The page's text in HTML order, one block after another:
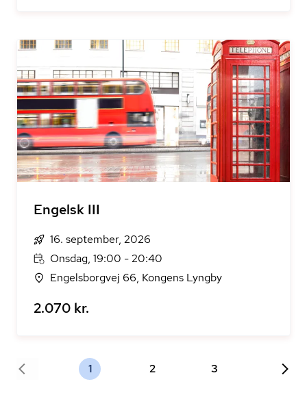
Engelsk III
16. september, 2026
Onsdag, 19:00 - 20:40
Engelsborgvej 66, Kongens Lyngby
2.070 kr.
1 2 3